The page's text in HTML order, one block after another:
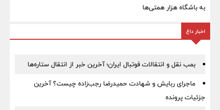
به باشگاه هزار همتی‌ها
اخبار داغ
بمب نقل‌ و انتقالات فوتبال ایران؛ آخرین خبر از انتقال ستاره‌ها
ماجرای ربایش و شهادت حمیدرضا رجب‌زاده چیست؟ آخرین
جزئیات پرونده